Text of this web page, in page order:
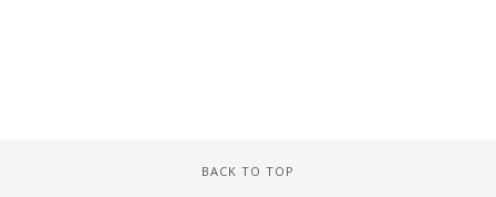
BACK TO TOP